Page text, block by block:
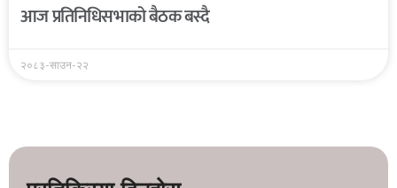
आज प्रतिनिधिसभाको बैठक बस्दै
२०८३-साउन-२२